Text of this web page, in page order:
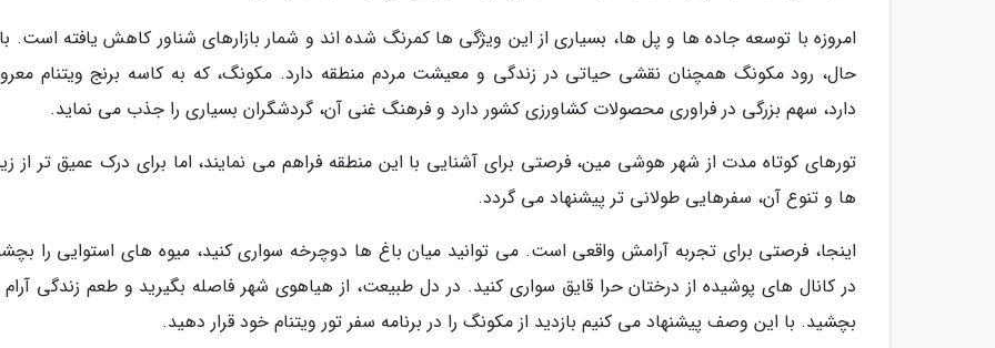
امروزه با توسعه جاده ها و پل ها، بسیاری از این ویژگی ها کمرنگ شده اند و شمار بازارهای شناور کاهش یافته است.
حال، رود مکونگ همچنان نقشی حیاتی در زندگی و معیشت مردم منطقه دارد. مکونگ، که به کاسه برنج ویتنام
دارد، سهم بزرگی در فراوری محصولات کشاورزی کشور دارد و فرهنگ غنی آن، گردشگران بسیاری را جذب می نماید.
تورهای کوتاه مدت از شهر هوشی مین، فرصتی برای آشنایی با این منطقه فراهم می نمایند، اما برای درک عمیق تر از
ها و تنوع آن، سفرهایی طولانی تر پیشنهاد می گردد.
اینجا، فرصتی برای تجربه آرامش واقعی است. می توانید میان باغ ها دوچرخه سواری کنید، میوه های استوایی را
در کانال های پوشیده از درختان حرا قایق سواری کنید. در دل طبیعت، از هیاهوی شهر فاصله بگیرید و طعم زندگی آرام
بچشید. با این وصف پیشنهاد می کنیم بازدید از مکونگ را در برنامه سفر تور ویتنام خود قرار دهید.